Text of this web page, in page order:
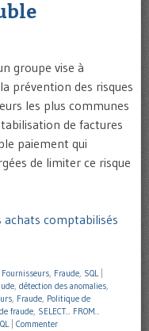
groupe vise à
prévention des risques
les plus communes
de factures
paiement qui
de limiter ce risque
achats comptabilisés
Fournisseurs, Fraude, SQL
, détection des anomalies,
, Fraude, Politique de
fraude, SELECT... FROM...
Commenter